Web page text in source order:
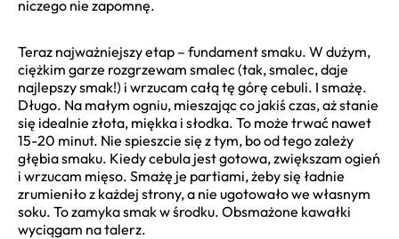
niczego nie zapomnę.
Teraz najważniejszy etap – fundament smaku. W dużym,
ciężkim garze rozgrzewam smalec (tak, smalec, daje
najlepszy smak!) i wrzucam całą tę górę cebuli. I smażę.
Długo. Na małym ogniu, mieszając co jakiś czas, aż stanie
się idealnie złota, miękka i słodka. To może trwać nawet
15-20 minut. Nie spieszcie się z tym, bo od tego zależy
głębia smaku. Kiedy cebula jest gotowa, zwiększam ogień
i wrzucam mięso. Smażę je partiami, żeby się ładnie
zrumieniło z każdej strony, a nie ugotowało we własnym
soku. To zamyka smak w środku. Obsmażone kawałki
wyciągam na talerz.